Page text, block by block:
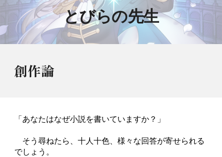
とびらの先生
創作論
「あなたはなぜ小説を書いていますか？」
そう尋ねたら、十人十色、様々な回答が寄せられる
でしょう。